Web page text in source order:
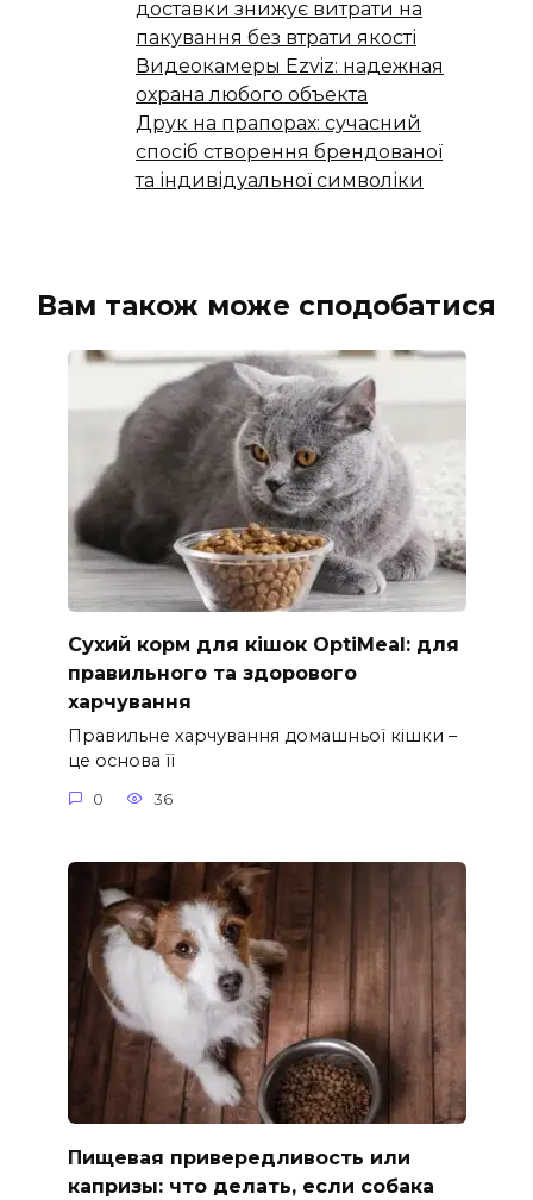
доставки знижує витрати на
пакування без втрати якості
Видеокамеры Ezviz: надежная
охрана любого объекта
Друк на прапорах: сучасний
спосіб створення брендованої
та індивідуальної символіки
Вам також може сподобатися
Сухий корм для кішок OptiMeal: для
правильного та здорового
харчування
Правильне харчування домашньої кішки –
це основа її
0 36
Пищевая привередливость или
капризы: что делать, если собака